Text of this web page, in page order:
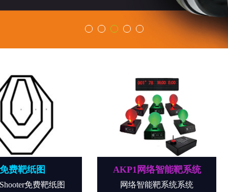
靶纸图
免费靶纸图
AKP1网络智能靶系统
网络智能靶系统系统